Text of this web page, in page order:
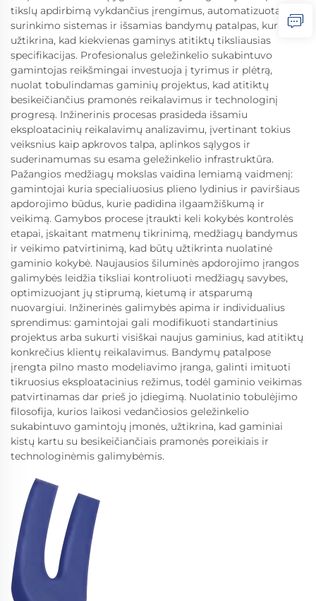
tikslų apdirbimą vykdančius įrengimus, automatizuotas
surinkimo sistemas ir išsamias bandymų patalpas, kurios
užtikrina, kad kiekvienas gaminys atitiktų tiksliausias
specifikacijas. Profesionalus geležinkelio sukabintuvo
gamintojas reikšmingai investuoja į tyrimus ir plėtrą,
nuolat tobulindamas gaminių projektus, kad atitiktų
besikeičiančius pramonės reikalavimus ir technologinį
progresą. Inžinerinis procesas prasideda išsamiu
eksploatacinių reikalavimų analizavimu, įvertinant tokius
veiksnius kaip apkrovos talpa, aplinkos sąlygos ir
suderinamumas su esama geležinkelio infrastruktūra.
Pažangios medžiagų mokslas vaidina lemiamą vaidmenį:
gamintojai kuria specialiuosius plieno lydinius ir paviršiaus
apdorojimo būdus, kurie padidina ilgaamžiškumą ir
veikimą. Gamybos procese įtraukti keli kokybės kontrolės
etapai, įskaitant matmenų tikrinimą, medžiagų bandymus
ir veikimo patvirtinimą, kad būtų užtikrinta nuolatinė
gaminio kokybė. Naujausios šiluminės apdorojimo įrangos
galimybės leidžia tiksliai kontroliuoti medžiagų savybes,
optimizuojant jų stiprumą, kietumą ir atsparumą
nuovargiui. Inžinerinės galimybės apima ir individualius
sprendimus: gamintojai gali modifikuoti standartinius
projektus arba sukurti visiškai naujus gaminius, kad atitiktų
konkrečius klientų reikalavimus. Bandymų patalpose
įrengta pilno masto modeliavimo įranga, galinti imituoti
tikruosius eksploatacinius režimus, todėl gaminio veikimas
patvirtinamas dar prieš jo įdiegimą. Nuolatinio tobulėjimo
filosofija, kurios laikosi vedančiosios geležinkelio
sukabintuvo gamintojų įmonės, užtikrina, kad gaminiai
kistų kartu su besikeičiančiais pramonės poreikiais ir
technologinėmis galimybėmis.